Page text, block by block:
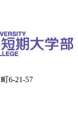
6-21-57